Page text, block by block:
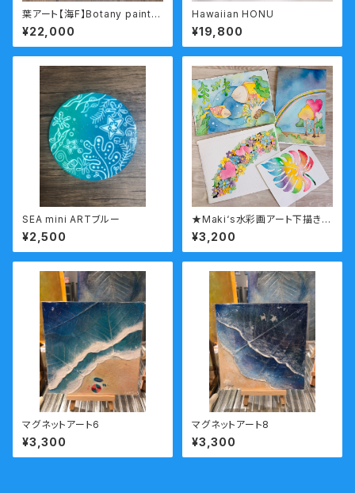
葉アート【海F】Botany paintin
g
¥22,000
Hawaiian HONU
¥19,800
SEA mini ARTブルー
¥2,500
★Maki‘s水彩画アート下描き入
りイラストキット②
¥3,200
マグネットアート6
¥3,300
マグネットアート8
¥3,300